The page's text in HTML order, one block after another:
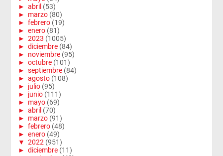
► abril (53)
► marzo (80)
► febrero (19)
► enero (81)
► 2023 (1005)
► diciembre (84)
► noviembre (95)
► octubre (101)
► septiembre (84)
► agosto (108)
► julio (95)
► junio (111)
► mayo (69)
► abril (70)
► marzo (91)
► febrero (48)
► enero (49)
▼ 2022 (951)
► diciembre (11)